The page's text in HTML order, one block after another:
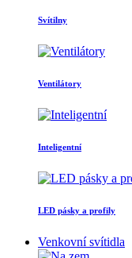
Svítilny
Ventilátory
Inteligentní
LED pásky a profily
Venkovní svítidla